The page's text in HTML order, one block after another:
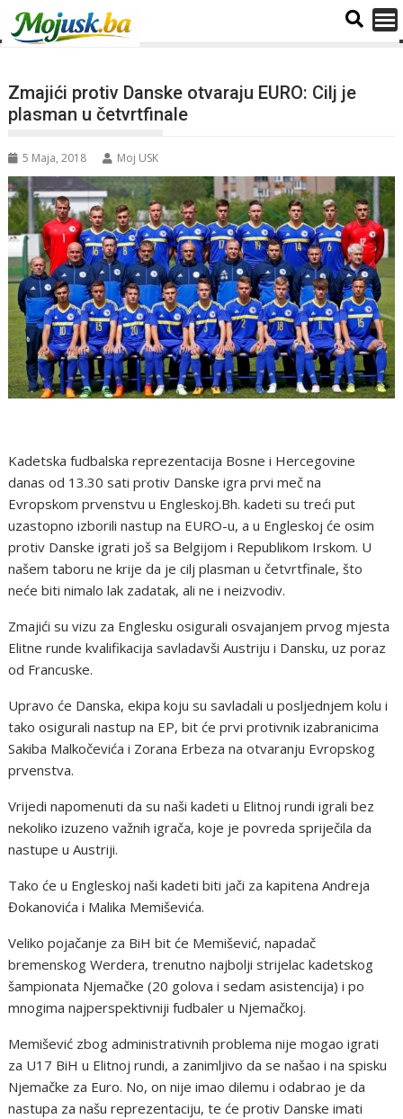
Zmajići protiv Danske otvaraju EURO: Cilj je
plasman u četvrtfinale
5 Maja, 2018 Moj USK
Kadetska fudbalska reprezentacija Bosne i Hercegovine
danas od 13.30 sati protiv Danske igra prvi meč na
Evropskom prvenstvu u Engleskoj.Bh. kadeti su treći put
uzastopno izborili nastup na EURO-u, a u Engleskoj će osim
protiv Danske igrati još sa Belgijom i Republikom Irskom. U
našem taboru ne krije da je cilj plasman u četvrtfinale, što
neće biti nimalo lak zadatak, ali ne i neizvodiv.
Zmajići su vizu za Englesku osigurali osvajanjem prvog mjesta
Elitne runde kvalifikacija savladavši Austriju i Dansku, uz poraz
od Francuske.
Upravo će Danska, ekipa koju su savladali u posljednjem kolu i
tako osigurali nastup na EP, bit će prvi protivnik izabranicima
Sakiba Malkočevića i Zorana Erbeza na otvaranju Evropskog
prvenstva.
Vrijedi napomenuti da su naši kadeti u Elitnoj rundi igrali bez
nekoliko izuzeno važnih igrača, koje je povreda spriječila da
nastupe u Austriji.
Tako će u Engleskoj naši kadeti biti jači za kapitena Andreja
Đokanovića i Malika Memiševića.
Veliko pojačanje za BiH bit će Memišević, napadač
bremenskog Werdera, trenutno najbolji strijelac kadetskog
šampionata Njemačke (20 golova i sedam asistencija) i po
mnogima najperspektivniji fudbaler u Njemačkoj.
Memišević zbog administrativnih problema nije mogao igrati
za U17 BiH u Elitnoj rundi, a zanimljivo da se našao i na spisku
Njemačke za Euro. No, on nije imao dilemu i odabrao je da
nastupa za našu reprezentaciju, te će protiv Danske imati